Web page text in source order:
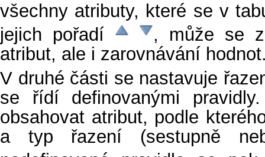
všechny atributy, které se v
jejich pořadí
, může se
atribut, ale i zarovnávání
V druhé části se nastavuje
se řídí definovanými
obsahovat atribut, podle
a typ řazení (sestupně